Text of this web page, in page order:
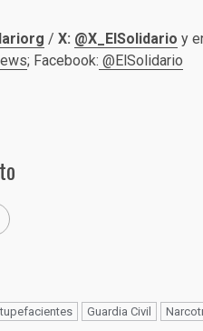
/ X: @X_ElSolidario y
; Facebook: @ElSolidario
Guardia Civil